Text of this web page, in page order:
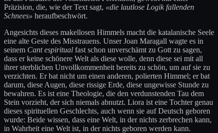
Präzision, die, wie der Text sagt, «die lautlose Logik fallenden
Schnees» heraufbeschwört.
Angesichts dieses makellosen Himmels macht die katalanische Seele
eine alte Geste des Misstrauens. Unser Joan Maragall wagte es in
seinem Cant espiritual fast schon unverschämt zu Gott zu sagen,
dass er keine schönere Welt als diese wolle, denn diese sei mit all
ihrer sterblichen Unvollkommenheit bereits zu schön, um auf sie zu
verzichten. Er bat nicht um einen anderen, polierten Himmel; er bat
darum, diese Augen, diese rissige Erde, diese ungewisse Stunde zu
bewahren. Es ist eine Theologie, die den verdunstenden Tau dem
Stein vorzieht, der sich niemals abnutzt. Liora ist eine Tochter genau
dieses spirituellen Geschlechts, auch wenn sie auf Deutsch geboren
wurde: Beide wissen, dass eine Welt, in der nichts zerbrechen kann,
in Wahrheit eine Welt ist, in der nichts geboren werden kann.